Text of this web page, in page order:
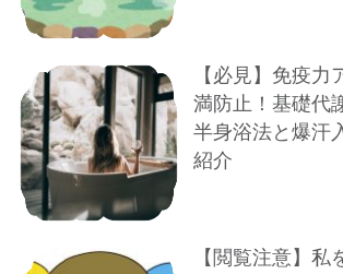
【必見】免疫力
満防止！基礎代
半身浴法と爆汗
紹介
【閲覧注意】私